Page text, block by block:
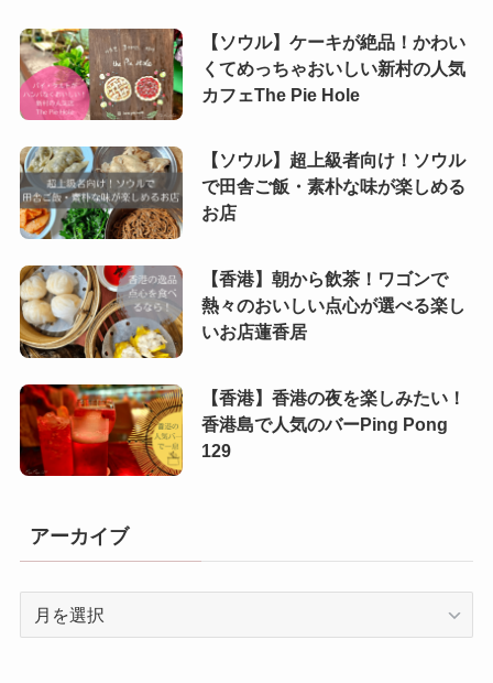
(1)
(1)
【ソウル】ケーキが絶品！かわい
くてめっちゃおいしい新村の人気
カフェThe Pie Hole
【ソウル】超上級者向け！ソウル
で田舎ご飯・素朴な味が楽しめる
お店
【香港】朝から飲茶！ワゴンで
熱々のおいしい点心が選べる楽し
いお店蓮香居
【香港】香港の夜を楽しみたい！
香港島で人気のバーPing Pong
129
アーカイブ